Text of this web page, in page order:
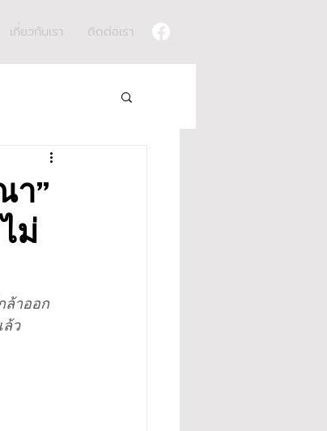
เกี่ยวกับเรา ติดต่อเรา
า”
ม่
ล้าออก
ล้ว